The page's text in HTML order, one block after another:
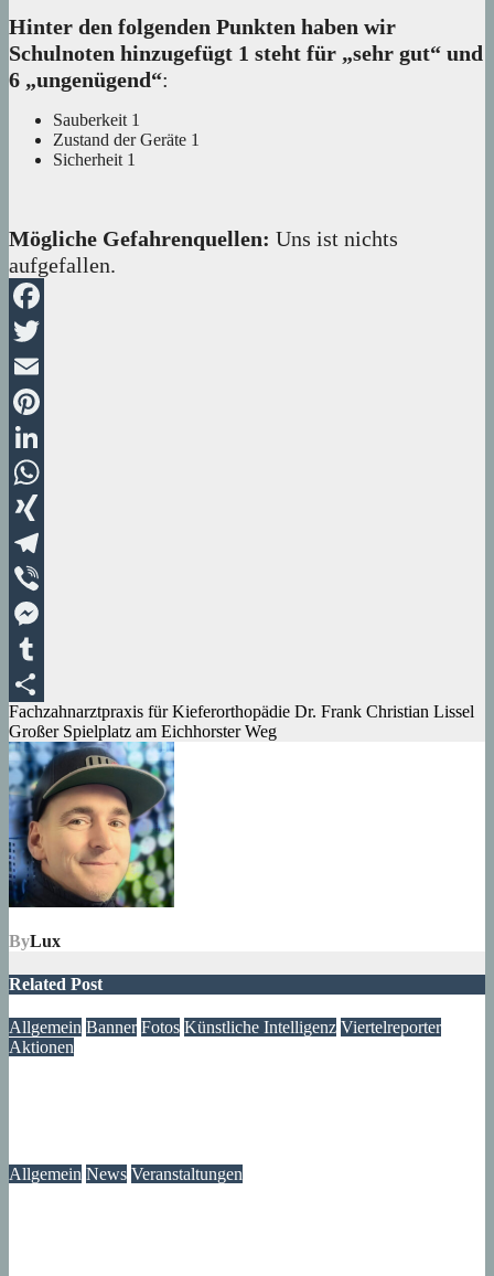
Hinter den folgenden Punkten haben wir
Schulnoten hinzugefügt 1 steht für „sehr gut“ und
6 „ungenügend“:
Sauberkeit 1
Zustand der Geräte 1
Sicherheit 1
Mögliche Gefahrenquellen: Uns ist nichts
aufgefallen.
Facebook
Twitter
Email
Pinterest
LinkedIn
WhatsApp
XING
Telegram
Viber
Messenger
Tumblr
Teilen
Beitragsnavigation
Fachzahnarztpraxis für Kieferorthopädie Dr. Frank Christian Lissel
Großer Spielplatz am Eichhorster Weg
ByLux
Related Post
Allgemein Banner Fotos Künstliche Intelligenz Viertelreporter
Aktionen
Allgemein News Veranstaltungen